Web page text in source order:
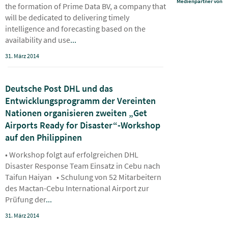
the formation of Prime Data BV, a company that
will be dedicated to delivering timely
intelligence and forecasting based on the
availability and use...
31. März 2014
Deutsche Post DHL und das
Entwicklungsprogramm der Vereinten
Nationen organisieren zweiten „Get
Airports Ready for Disaster“-Workshop
auf den Philippinen
• Workshop folgt auf erfolgreichen DHL
Disaster Response Team Einsatz in Cebu nach
Taifun Haiyan • Schulung von 52 Mitarbeitern
des Mactan-Cebu International Airport zur
Prüfung der...
31. März 2014